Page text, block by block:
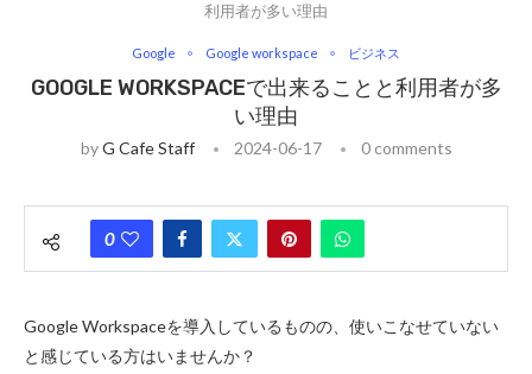
利用者が多い理由
Google Google workspace ビジネス
GOOGLE WORKSPACEで出来ることと利用者が多
い理由
byG Cafe Staff 2024-06-17 0 comments
0
Google Workspaceを導入しているものの、使いこなせていない
と感じている方はいませんか？